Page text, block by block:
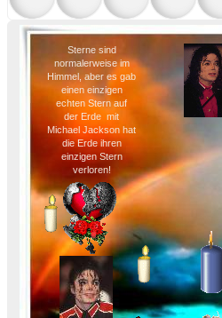
Sterne sind
normalerweise im
Himmel, aber es gab
einen einzigen
echten Stern auf
der Erde  mit
Michael Jackson hat
die Erde ihren
einzigen Stern
verloren!